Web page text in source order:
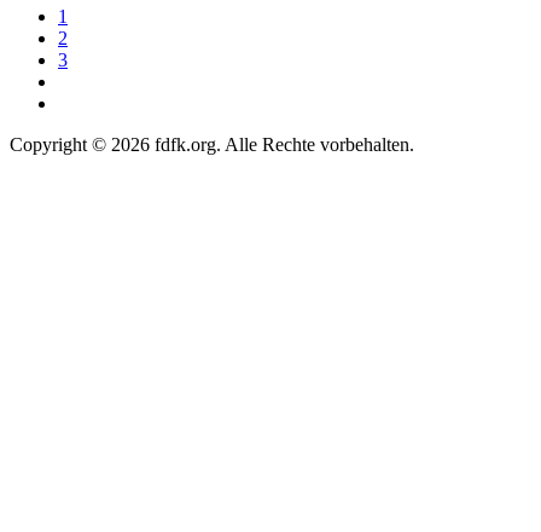
1
2
3
Copyright © 2026 fdfk.org. Alle Rechte vorbehalten.